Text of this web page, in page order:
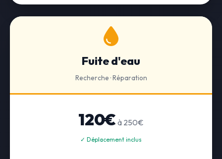
Fuite d'eau
Recherche · Réparation
120€ à 250€
✓ Déplacement inclus